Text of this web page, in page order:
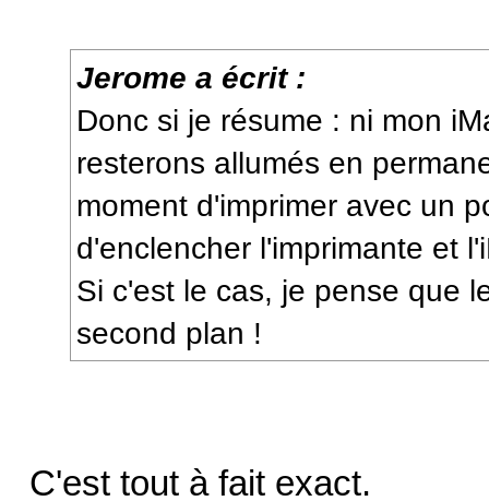
Jerome a écrit :
Donc si je résume : ni mon
resterons allumés en
moment d'imprimer avec un
d'enclencher l'imprimante et
Si c'est le cas, je pense que
second plan !
C'est tout à fait exact.